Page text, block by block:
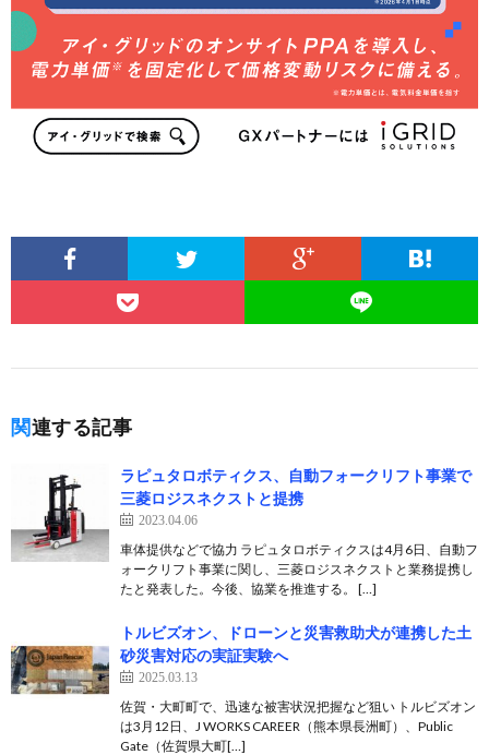
関連する記事
ラピュタロボティクス、自動フォークリフト事業で
三菱ロジスネクストと提携
2023.04.06
車体提供などで協力 ラピュタロボティクスは4月6日、自動フ
ォークリフト事業に関し、三菱ロジスネクストと業務提携し
たと発表した。今後、協業を推進する。 […]
トルビズオン、ドローンと災害救助犬が連携した土
砂災害対応の実証実験へ
2025.03.13
佐賀・大町町で、迅速な被害状況把握など狙い トルビズオン
は3月12日、J WORKS CAREER（熊本県長洲町）、Public
Gate（佐賀県大町[…]